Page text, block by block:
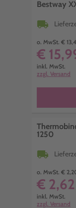
Bestway
local_shipping
o. MwSt. €
€
inkl. MwSt.
zzgl. Versand
1250
local_shipping
o. MwSt. €
€ 2,62
inkl. MwSt.
zzgl. Versand